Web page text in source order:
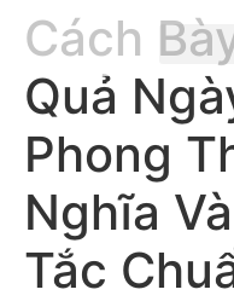
Cách
Quả
Phong
Nghĩa
Tắc